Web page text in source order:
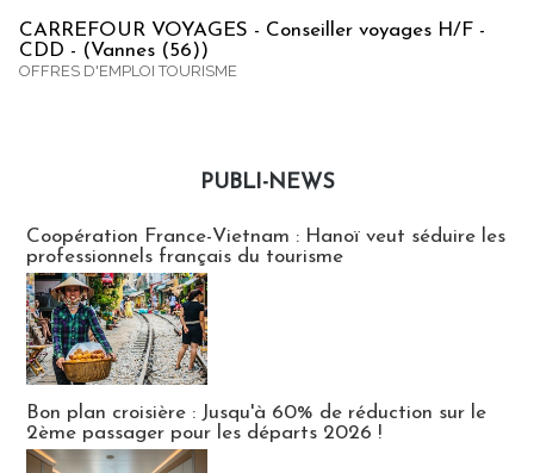
CARREFOUR VOYAGES - Conseiller voyages H/F -
CDD - (Vannes (56))
OFFRES D'EMPLOI TOURISME
PUBLI-NEWS
Coopération France-Vietnam : Hanoï veut séduire les
professionnels français du tourisme
Bon plan croisière : Jusqu'à 60% de réduction sur le
2ème passager pour les départs 2026 !